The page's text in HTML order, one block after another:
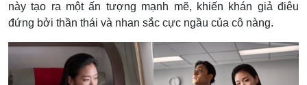
này tạo ra một ấn tượng mạnh mẽ, khiến khán giả điêu
đứng bởi thần thái và nhan sắc cực ngầu của cô nàng.